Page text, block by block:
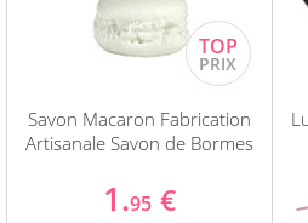
Savon Macaron Fabrication
Artisanale Savon de Bormes
1.95 €